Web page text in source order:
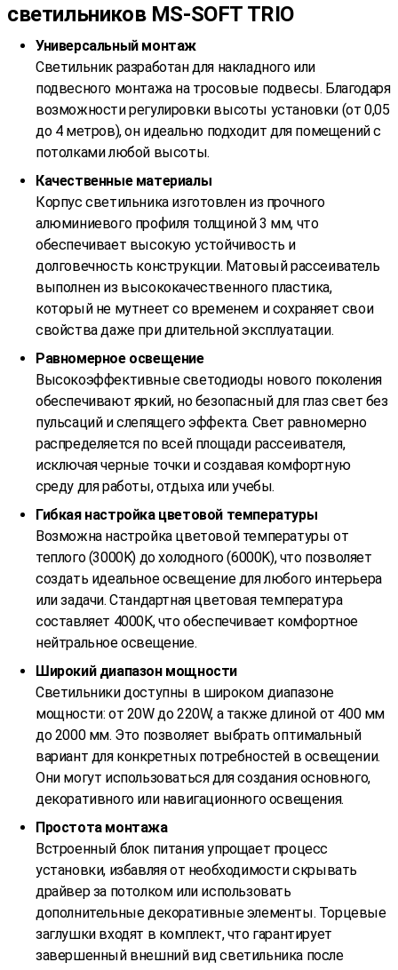
светильников MS-SOFT TRIO
Универсальный монтаж
Светильник разработан для накладного или
подвесного монтажа на тросовые подвесы. Благодаря
возможности регулировки высоты установки (от 0,05
до 4 метров), он идеально подходит для помещений с
потолками любой высоты.
Качественные материалы
Корпус светильника изготовлен из прочного
алюминиевого профиля толщиной 3 мм, что
обеспечивает высокую устойчивость и
долговечность конструкции. Матовый рассеиватель
выполнен из высококачественного пластика,
который не мутнеет со временем и сохраняет свои
свойства даже при длительной эксплуатации.
Равномерное освещение
Высокоэффективные светодиоды нового поколения
обеспечивают яркий, но безопасный для глаз свет без
пульсаций и слепящего эффекта. Свет равномерно
распределяется по всей площади рассеивателя,
исключая черные точки и создавая комфортную
среду для работы, отдыха или учебы.
Гибкая настройка цветовой температуры
Возможна настройка цветовой температуры от
теплого (3000K) до холодного (6000K), что позволяет
создать идеальное освещение для любого интерьера
или задачи. Стандартная цветовая температура
составляет 4000K, что обеспечивает комфортное
нейтральное освещение.
Широкий диапазон мощности
Светильники доступны в широком диапазоне
мощности: от 20W до 220W, а также длиной от 400 мм
до 2000 мм. Это позволяет выбрать оптимальный
вариант для конкретных потребностей в освещении.
Они могут использоваться для создания основного,
декоративного или навигационного освещения.
Простота монтажа
Встроенный блок питания упрощает процесс
установки, избавляя от необходимости скрывать
драйвер за потолком или использовать
дополнительные декоративные элементы. Торцевые
заглушки входят в комплект, что гарантирует
завершенный внешний вид светильника после